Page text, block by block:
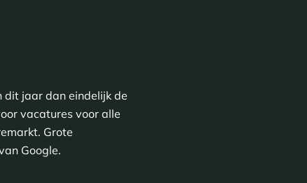
jaar dan eindelijk de
vacatures voor alle
Grote
Google.